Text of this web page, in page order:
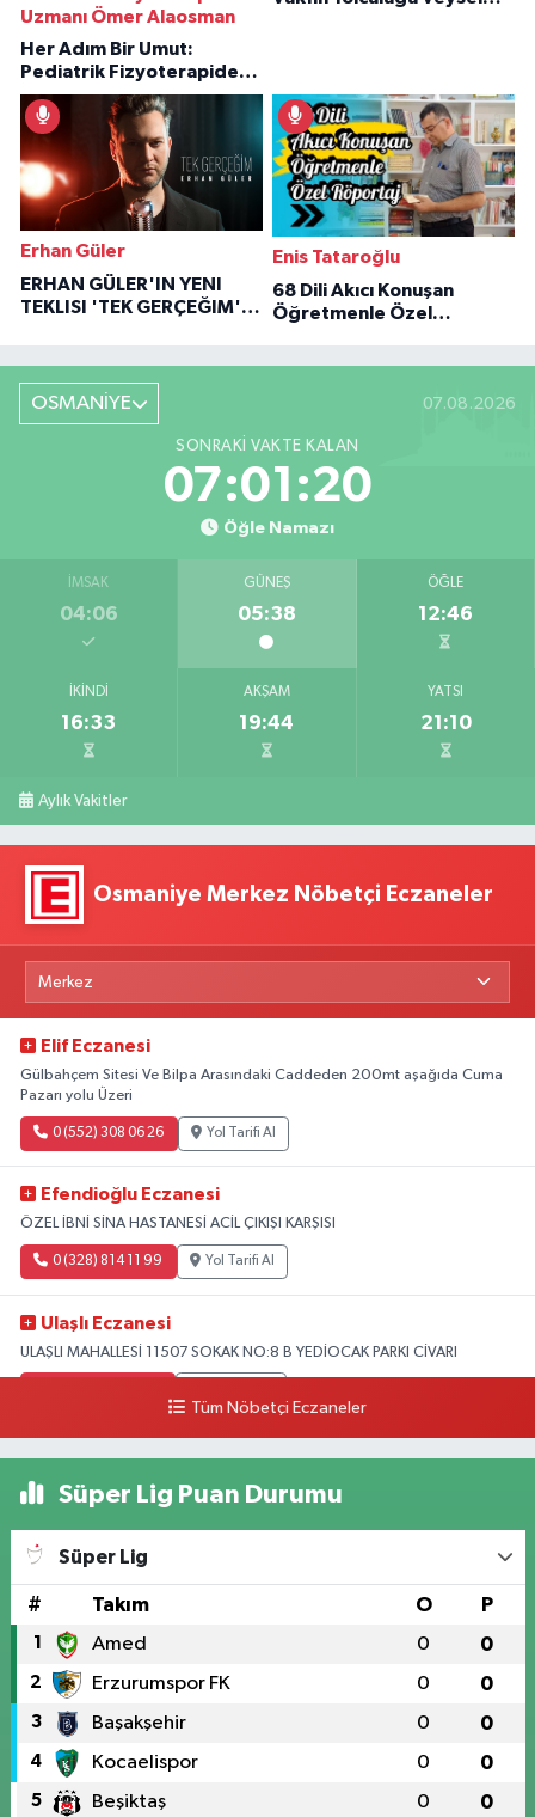
Uzmanı Ömer Alaosman
Her Adım Bir Umut:
Pediatrik Fizyoterapiden
İlham Veren Hikâyeler
Erhan Güler
ERHAN GÜLER'IN YENI
TEKLISI 'TEK GERÇEĞIM'LE
Enis Tataroğlu
68 Dili Akıcı Konuşan
Öğretmenle Özel
OSMANİYE 07.08.2026
SONRAKI VAKTE KALAN
07:01:19
Öğle Namazı
İMSAK
04:06
GÜNEŞ
05:38
ÖĞLE
12:46
İKINDI
16:33
AKŞAM
19:44
YATSI
21:10
Aylık Vakitler
Osmaniye Merkez Nöbetçi Eczaneler
Elif Eczanesi
Gülbahçem Sitesi Ve Bilpa Arasındaki Caddeden 200mt aşağıda Cuma
Pazarı yolu Üzeri
0 (552) 308 06 26 Yol Tarifi Al
Efendioğlu Eczanesi
ÖZEL İBNİ SİNA HASTANESİ ACİL ÇIKIŞI KARŞISI
0 (328) 814 11 99 Yol Tarifi Al
Ulaşlı Eczanesi
ULAŞLI MAHALLESİ 11507 SOKAK NO:8 B YEDİOCAK PARKI CİVARI
Tüm Nöbetçi Eczaneler
Süper Lig Puan Durumu
Süper Lig
# Takım O P
1 Amed 0 0
2 Erzurumspor FK 0 0
3 Başakşehir 0 0
4 Kocaelispor 0 0
5 Beşiktaş 0 0